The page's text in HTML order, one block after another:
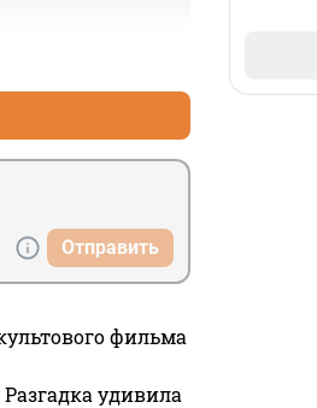
Отправить
фильма
удивила